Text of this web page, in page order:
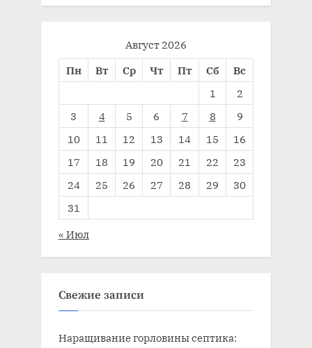
Август 2026
Пн
Вт Ср Чт Пт Сб
Вс
1
2
3
4 5 6 7 8
9
10
11 12 13 14 15
16
17
18 19 20 21 22
23
24
25 26 27 28 29
30
31
« Июл
Свежие записи
Наращивание горловины септика: